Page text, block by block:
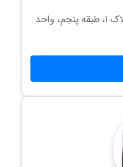
تهران، خیابان فرشته خیابان اخگری پلاک 1، طبقه پنجم، واحد